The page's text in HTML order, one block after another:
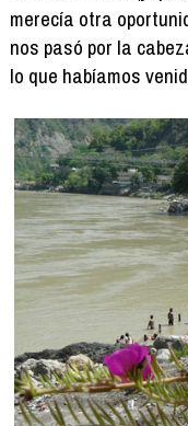
merecía otra
nos pasó por la
lo que habíamos